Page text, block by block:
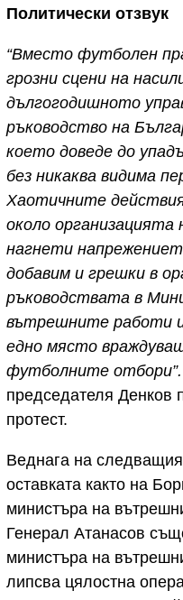
Политически отзвук
“Вместо футболен
грозни сцени на
дългогодишното
ръководство на
което доведе до
без никаква видима
Хаотичните
около организацията
нагнети
добавим и грешки в
ръководствата в
вътрешните работи
едно място
футболните отбори”.
председателя Денков
протест.
Веднага на
оставката както на
министъра на
Генерал Атанасов
министъра на
липсва цялостна